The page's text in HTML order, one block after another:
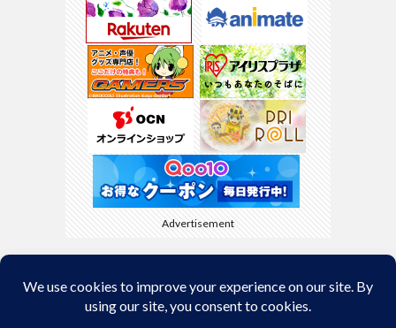
Advertisement
Back to Top